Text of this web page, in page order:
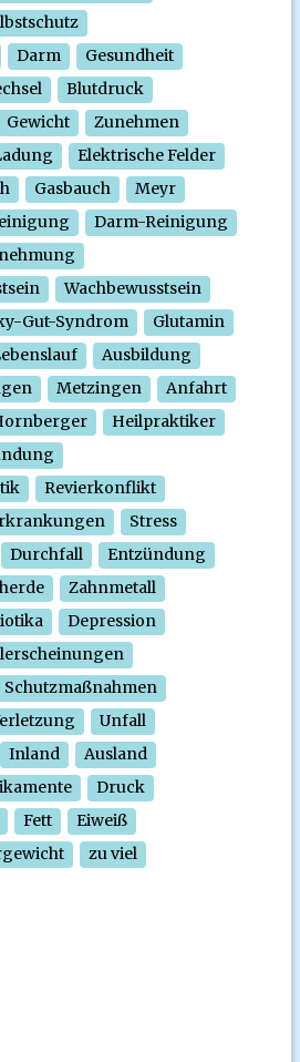
Darm
Gesundheit
Blutdruck
Gewicht
Zunehmen
Elektrische Felder
Gasbauch
Meyr
Darm-Reinigung
Wachbewusstsein
Gut-Syndrom
Glutamin
Ausbildung
Metzingen
Anfahrt
Heilpraktiker
Revierkonflikt
Stress
Durchfall
Entzündung
Zahnmetall
Depression
Schutzmaßnahmen
Unfall
Inland
Ausland
Druck
Fett
Eiweiß
zu viel